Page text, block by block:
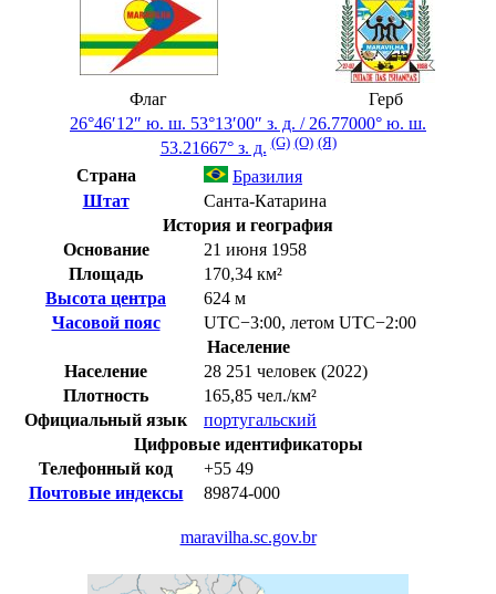
Флаг
Герб
26°46′12″ ю. ш. 53°13′00″ з. д. / 26.77000° ю. ш.
53.21667° з. д. (G) (O) (Я)
Страна
Бразилия
Штат
Санта-Катарина
История и география
Основание
21 июня 1958
Площадь
170,34 км²
Высота центра
624 м
Часовой пояс
UTC−3:00, летом UTC−2:00
Население
Население
28 251 человек (2022)
Плотность
165,85 чел./км²
Официальный язык
португальский
Цифровые идентификаторы
Телефонный код
+55 49
Почтовые индексы
89874-000
maravilha.sc.gov.br